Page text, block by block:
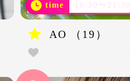
time 16:30〜21:30
AO （19）